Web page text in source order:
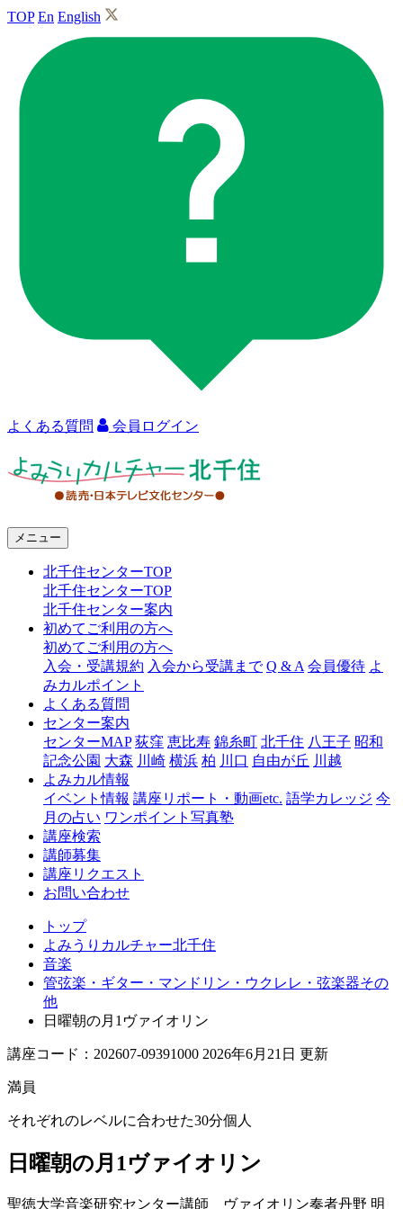
TOP En English
よくある質問 会員ログイン
ャ
千
メニュー
北千住センターTOP
北千住センターTOP
北千住センター案内
初めてご利用の方へ
初めてご利用の方へ
入会・受講規約 入会から受講まで Q & A 会員優待 よ
みカルポイント
よくある質問
センター案内
センターMAP 荻窪 恵比寿 錦糸町 北千住 八王子 昭和
記念公園 大森 川崎 横浜 柏 川口 自由が丘 川越
よみカル情報
イベント情報 講座リポート・動画etc. 語学カレッジ 今
月の占い ワンポイント写真塾
講座検索
講師募集
講座リクエスト
お問い合わせ
トップ
よみうりカルチャー北千住
音楽
管弦楽・ギター・マンドリン・ウクレレ・弦楽器その
他
日曜朝の月1ヴァイオリン
講座コード：202607-09391000 2026年6月21日 更新
満員
それぞれのレベルに合わせた30分個人
日曜朝の月1ヴァイオリン
聖徳大学音楽研究センター講師 ヴァイオリン奏者丹野 明